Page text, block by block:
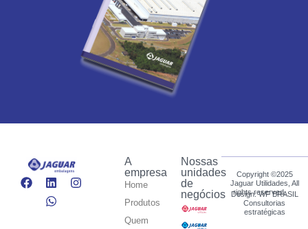
A
empresa
Home
Produtos
Quem
Nossas
unidades
de
negócios
Copyright ©2025
Jaguar Utilidades, All
rights reserved.
Design: WF BRASIL
Consultorias
estratégicas